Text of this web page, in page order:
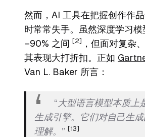
然而，AI 工具在把握创作作
时常常失手。虽然深度学习
–90% 之间 [2]
，但面对复杂
其表现大打折扣。正如
Van L. Baker 所言：
“大型语言模型本质上
生成引擎。它们对自己生
理解。” [13]